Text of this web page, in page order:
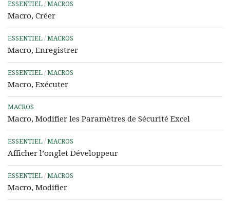
ESSENTIEL / MACROS
Macro, Créer
ESSENTIEL / MACROS
Macro, Enregistrer
ESSENTIEL / MACROS
Macro, Exécuter
MACROS
Macro, Modifier les Paramètres de Sécurité Excel
ESSENTIEL / MACROS
Afficher l’onglet Développeur
ESSENTIEL / MACROS
Macro, Modifier